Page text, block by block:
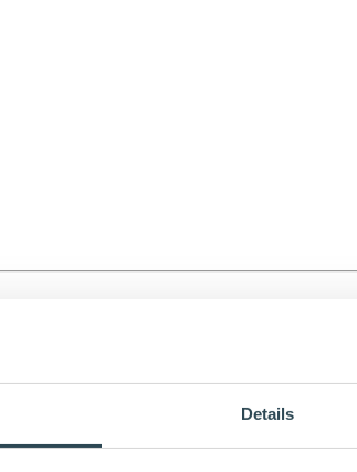
Details
Nviro
betyder, at Nviro bliver eneleverandør af